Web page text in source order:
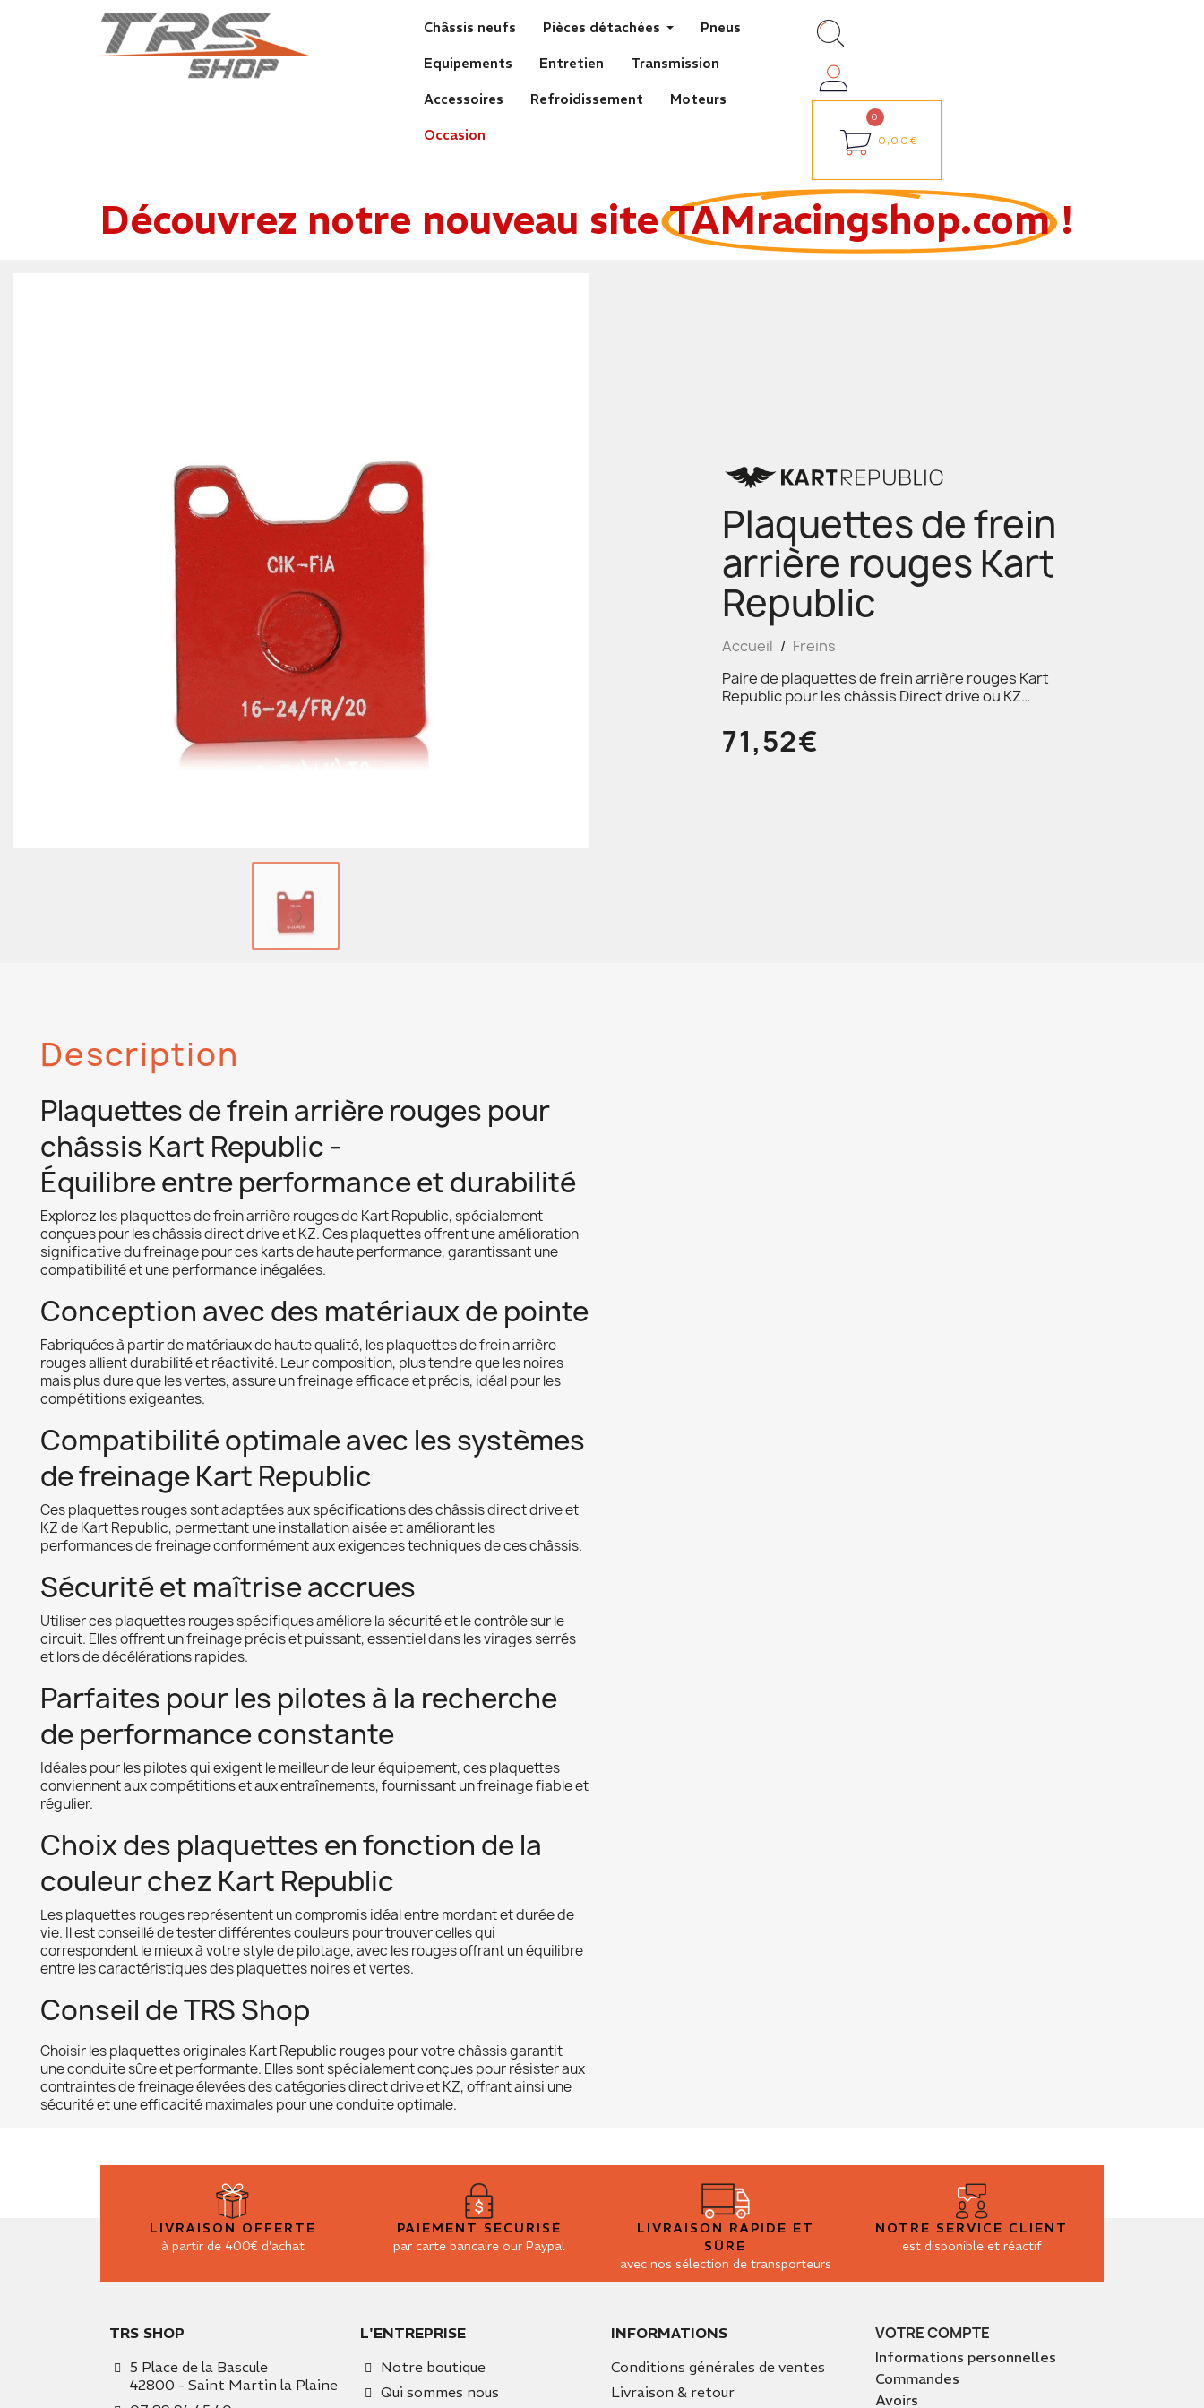
Châssis neufs Pièces détachées Pneus
Equipements Entretien Transmission
Accessoires Refroidissement Moteurs
Occasion 0,00€
Découvrez notre nouveau siteTAMracingshop.com !
Plaquettes de frein
arrière rouges Kart
Republic
Accueil
Freins
Paire de plaquettes de frein arrière rouges Kart
Republic pour les châssis Direct drive ou KZ…
71,52€
Description
Plaquettes de frein arrière rouges pour
châssis Kart Republic -
Équilibre entre performance et durabilité
Explorez les plaquettes de frein arrière rouges de Kart Republic, spécialement
conçues pour les châssis direct drive et KZ. Ces plaquettes offrent une amélioration
significative du freinage pour ces karts de haute performance, garantissant une
compatibilité et une performance inégalées.
Conception avec des matériaux de pointe
Fabriquées à partir de matériaux de haute qualité, les plaquettes de frein arrière
rouges allient durabilité et réactivité. Leur composition, plus tendre que les noires
mais plus dure que les vertes, assure un freinage efficace et précis, idéal pour les
compétitions exigeantes.
Compatibilité optimale avec les systèmes
de freinage Kart Republic
Ces plaquettes rouges sont adaptées aux spécifications des châssis direct drive et
KZ de Kart Republic, permettant une installation aisée et améliorant les
performances de freinage conformément aux exigences techniques de ces châssis.
Sécurité et maîtrise accrues
Utiliser ces plaquettes rouges spécifiques améliore la sécurité et le contrôle sur le
circuit. Elles offrent un freinage précis et puissant, essentiel dans les virages serrés
et lors de décélérations rapides.
Parfaites pour les pilotes à la recherche
de performance constante
Idéales pour les pilotes qui exigent le meilleur de leur équipement, ces plaquettes
conviennent aux compétitions et aux entraînements, fournissant un freinage fiable et
régulier.
Choix des plaquettes en fonction de la
couleur chez Kart Republic
Les plaquettes rouges représentent un compromis idéal entre mordant et durée de
vie. Il est conseillé de tester différentes couleurs pour trouver celles qui
correspondent le mieux à votre style de pilotage, avec les rouges offrant un équilibre
entre les caractéristiques des plaquettes noires et vertes.
Conseil de TRS Shop
Choisir les plaquettes originales Kart Republic rouges pour votre châssis garantit
une conduite sûre et performante. Elles sont spécialement conçues pour résister aux
contraintes de freinage élevées des catégories direct drive et KZ, offrant ainsi une
sécurité et une efficacité maximales pour une conduite optimale.
LIVRAISON OFFERTE
à partir de 400€ d'achat
PAIEMENT SÉCURISÉ
par carte bancaire our Paypal
LIVRAISON RAPIDE ET
SÛRE
avec nos sélection de transporteurs
NOTRE SERVICE CLIENT
est disponible et réactif
TRS SHOP
5 Place de la Bascule
42800 - Saint Martin la Plaine
L'ENTREPRISE
Notre boutique
Qui sommes nous
INFORMATIONS
Conditions générales de ventes
Livraison & retour
VOTRE COMPTE
Informations personnelles
Commandes
Avoirs